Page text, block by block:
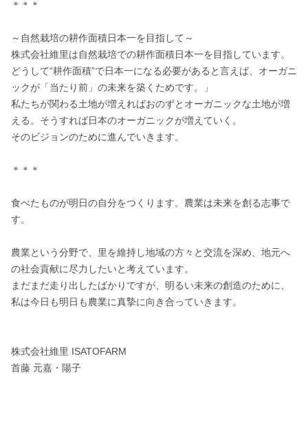
＊＊＊
～自然栽培の耕作面積日本一を目指して～
株式会社維里は自然栽培での耕作面積日本一を目指しています。
どうして“耕作面積”で日本一になる必要があると言えば、オーガニ
ックが「当たり前」の未来を築くためです。」
私たちが関わる土地が増えればおのずとオーガニックな土地が増
える。そうすれば日本のオーガニックが増えていく。
そのビジョンのために進んでいきます。
＊＊＊
食べたものが明日の自分をつくります。農業は未来を創る志事で
す。
農業という分野で、里を維持し地域の方々と交流を深め、地元へ
の社会貢献に尽力したいと考えています。
まだまだ走り出したばかりですが、明るい未来の創造のために、
私は今日も明日も農業に真摯に向き合っていきます。
株式会社維里 ISATOFARM
首藤 元嘉・陽子